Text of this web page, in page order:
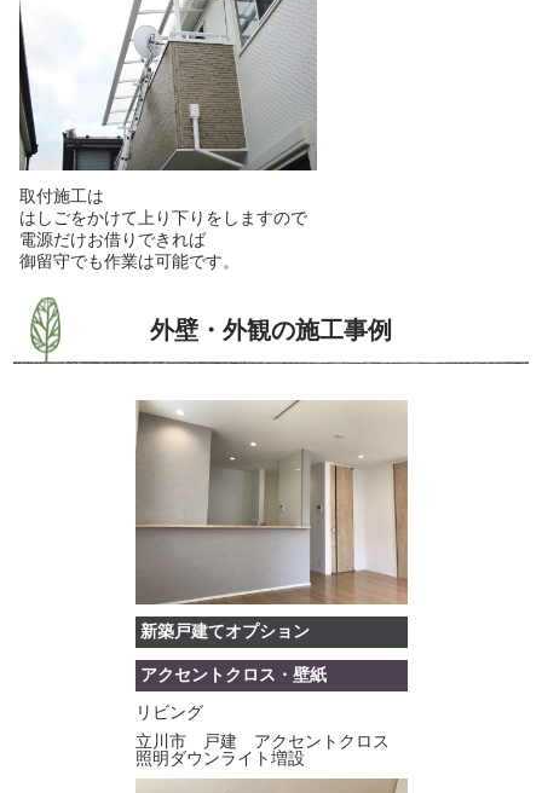
取付施工は
はしごをかけて上り下りをしますので
電源だけお借りできれば
御留守でも作業は可能です。
外壁・外観の施工事例
新築戸建てオプション
アクセントクロス・壁紙
リビング
立川市 戸建 アクセントクロス
照明ダウンライト増設